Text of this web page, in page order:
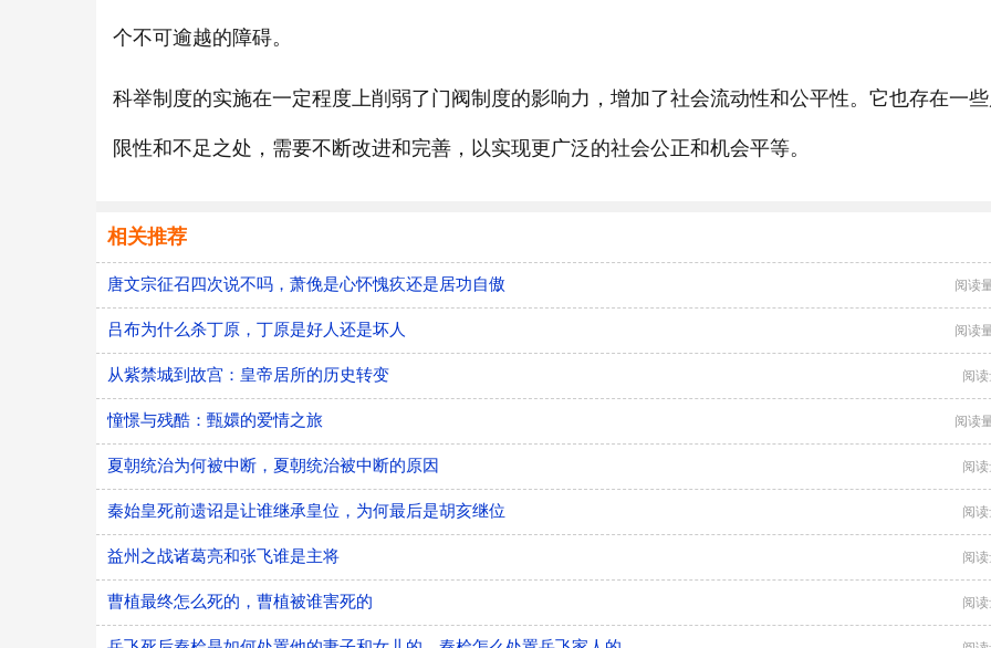
个不可逾越的障碍。
科举制度的实施在一定程度上削弱了门阀制度的影响力，增加了社会流动性和公平性。它也存在一
限性和不足之处，需要不断改进和完善，以实现更广泛的社会公正和机会平等。
相关推荐
唐文宗征召四次说不吗，萧俛是心怀愧疚还是居功自傲 阅读
吕布为什么杀丁原，丁原是好人还是坏人 阅读
从紫禁城到故宫：皇帝居所的历史转变 阅
憧憬与残酷：甄嬛的爱情之旅 阅读
夏朝统治为何被中断，夏朝统治被中断的原因 阅
秦始皇死前遗诏是让谁继承皇位，为何最后是胡亥继位 阅
益州之战诸葛亮和张飞谁是主将 阅
曹植最终怎么死的，曹植被谁害死的 阅